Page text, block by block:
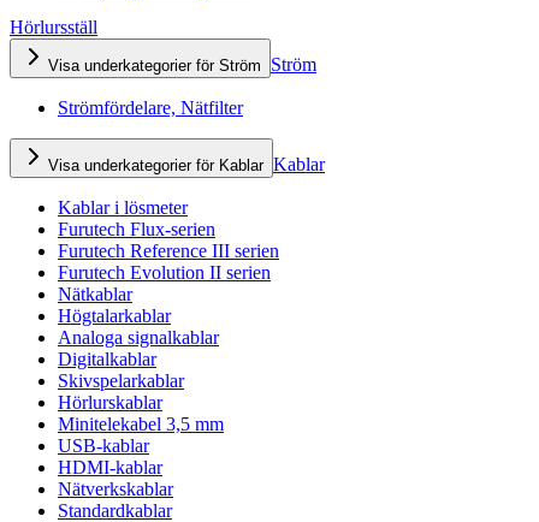
Hörlursställ
Visa underkategorier för Ström Ström
Strömfördelare, Nätfilter
Visa underkategorier för Kablar Kablar
Kablar i lösmeter
Furutech Flux-serien
Furutech Reference III serien
Furutech Evolution II serien
Nätkablar
Högtalarkablar
Analoga signalkablar
Digitalkablar
Skivspelarkablar
Hörlurskablar
Minitelekabel 3,5 mm
USB-kablar
HDMI-kablar
Nätverkskablar
Standardkablar